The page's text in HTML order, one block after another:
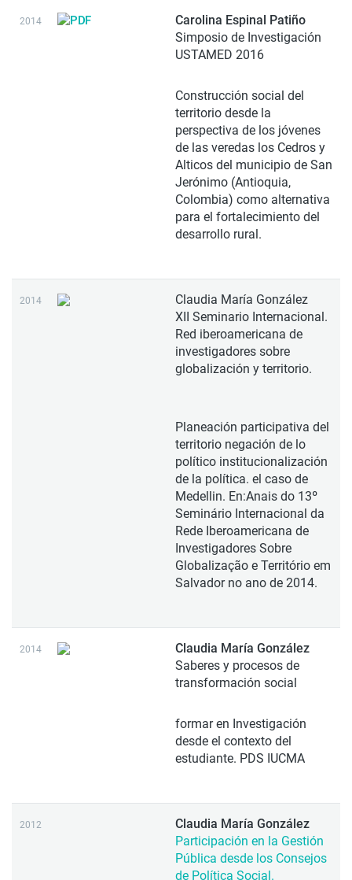
2014
Carolina Espinal Patiño
Simposio de Investigación
USTAMED 2016
Construcción social del
territorio desde la
perspectiva de los jóvenes
de las veredas los Cedros y
Alticos del municipio de San
Jerónimo (Antioquia,
Colombia) como alternativa
para el fortalecimiento del
desarrollo rural.
2014
Claudia María González
XII Seminario Internacional.
Red iberoamericana de
investigadores sobre
globalización y territorio.
Planeación participativa del
territorio negación de lo
político institucionalización
de la política. el caso de
Medellin. En:Anais do 13º
Seminário Internacional da
Rede Iberoamericana de
Investigadores Sobre
Globalização e Território em
Salvador no ano de 2014.
2014
Claudia María González
Saberes y procesos de
transformación social
formar en Investigación
desde el contexto del
estudiante. PDS IUCMA
2012
Claudia María González
Participación en la Gestión
Pública desde los Consejos
de Política Social.